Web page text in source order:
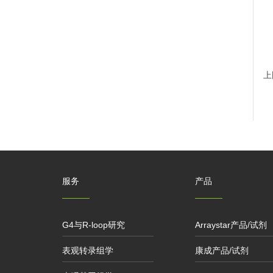
服务
G4与R-loop研究
表观转录组学
产品
Arraystar产品/试剂
康成产品/试剂